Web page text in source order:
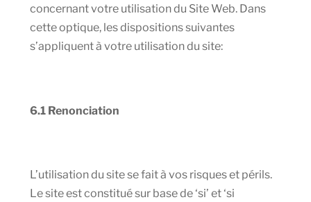
concernant votre utilisation du Site Web. Dans
cette optique, les dispositions suivantes
s’appliquent à votre utilisation du site:
6.1 Renonciation
L’utilisation du site se fait à vos risques et périls.
Le site est constitué sur base de ‘si’ et ‘si